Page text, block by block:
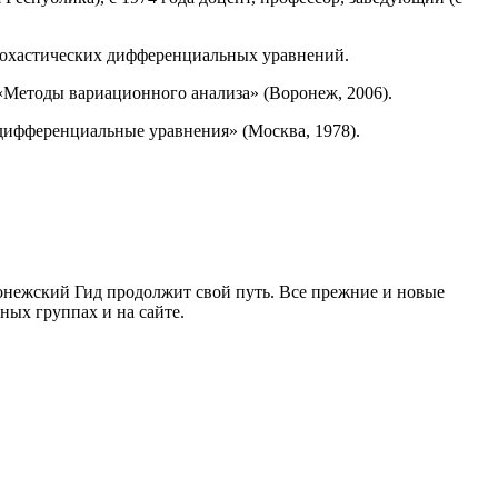
дифференциальных уравнений.
вариационного анализа» (Воронеж, 2006).
уравнения» (Москва, 1978).
Гид продолжит свой путь. Все прежние и новые
группах и на сайте.